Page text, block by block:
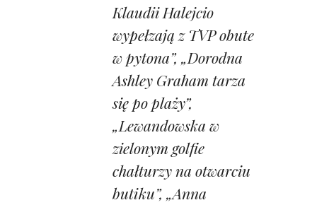
Klaudii Halejcio
wypełzają z TVP obute
w pytona”, „Dorodna
Ashley Graham tarza
się po plaży”,
„Lewandowska w
zielonym golfie
chałturzy na otwarciu
butiku”, „Anna